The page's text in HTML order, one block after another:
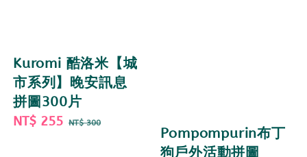
Kuromi 酷洛米【城
市系列】晚安訊息
拼圖300片
Sale
NT$ 255 Regular
NT$ 300
Pompompurin布丁
狗戶外活動拼圖